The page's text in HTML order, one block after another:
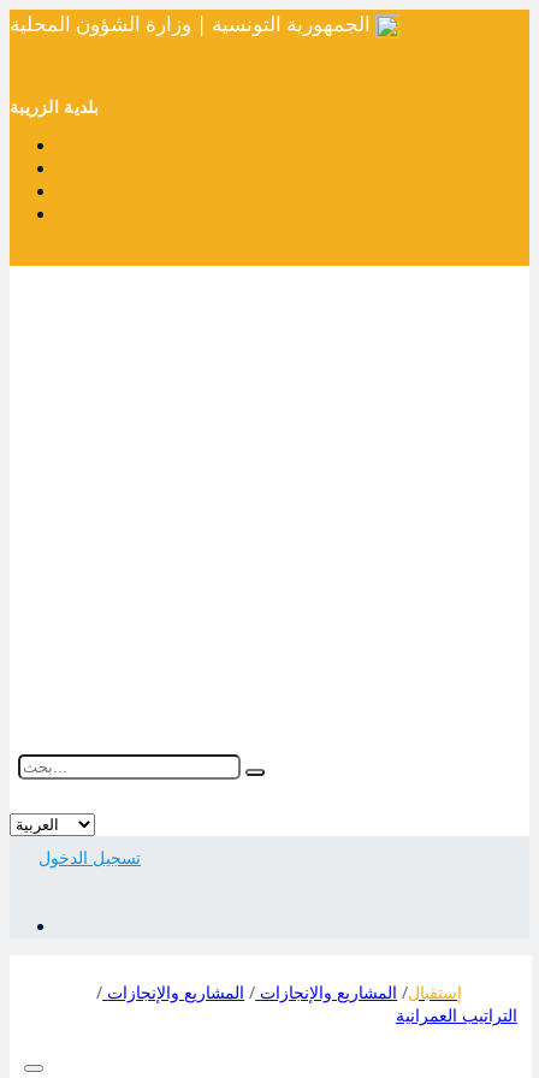
الجمهورية التونسية | وزارة الشؤون المحلية
بلدية الزريبة
فضاء المواطنفضاء الجمعيات
النفاذ إلى المعلومة
تسجيل الدخول
إستقبال المشاريع والإنجازات
المشاريع والإنجازات
التراتيب العمرانية